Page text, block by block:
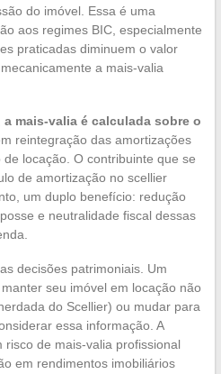
do imóvel. Essa é uma
aos regimes BIC, especialmente
praticadas diminuem o valor
a mais-valia
a mais-valia é calculada sobre o
reintegração das amortizações
locação. O contribuinte que se
de amortização no scellier
um duplo benefício: redução
e neutralidade fiscal dessas
decisões patrimoniais. Um
seu imóvel em locação não
do Scellier) ou mudar para
essa informação. A
de mais-valia profissional
em rendimentos imobiliários